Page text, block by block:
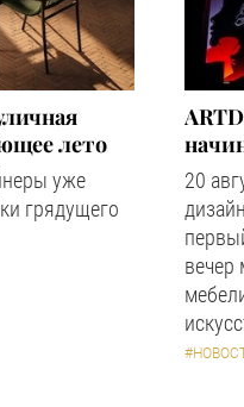
лето
уже
грядущего
20
вечер